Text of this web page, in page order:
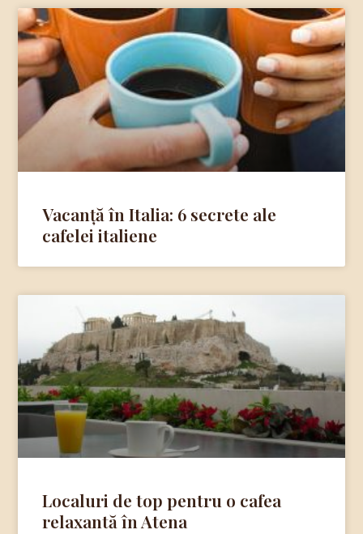
Vacanță în Italia: 6 secrete ale
cafelei italiene
Localuri de top pentru o cafea
relaxantă în Atena